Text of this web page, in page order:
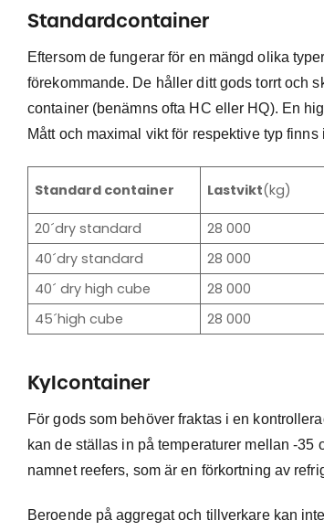
Standardcontainer
Eftersom de fungerar för en mängd olika
förekommande. De håller ditt gods torrt och
container (benämns ofta HC eller HQ). En
Mått och maximal vikt för respektive typ finns
Standard container Lastvikt(kg)
20´dry standard
28 000
40´dry standard
28 000
40´ dry high cube
28 000
45´high cube
28 000
Kylcontainer
För gods som behöver fraktas i en
kan de ställas in på temperaturer mellan -
namnet reefers, som är en förkortning av
Beroende på aggregat och tillverkare kan